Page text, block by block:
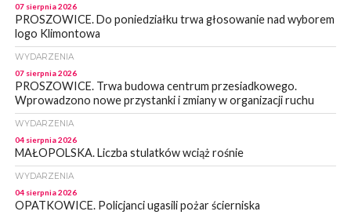
07 sierpnia 2026
PROSZOWICE. Do poniedziałku trwa głosowanie nad wyborem
logo Klimontowa
WYDARZENIA
07 sierpnia 2026
PROSZOWICE. Trwa budowa centrum przesiadkowego.
Wprowadzono nowe przystanki i zmiany w organizacji ruchu
WYDARZENIA
04 sierpnia 2026
MAŁOPOLSKA. Liczba stulatków wciąż rośnie
WYDARZENIA
04 sierpnia 2026
OPATKOWICE. Policjanci ugasili pożar ścierniska